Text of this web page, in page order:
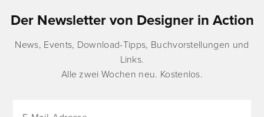
Der Newsletter von Designer in Action
News, Events, Download-Tipps, Buchvorstellungen und
Links.
Alle zwei Wochen neu. Kostenlos.